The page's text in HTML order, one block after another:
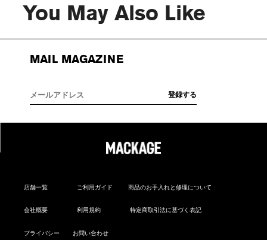
You May Also Like
MAIL MAGAZINE
店舗一覧 ご利用ガイド 商品のお手入れと修理について
会社概要 利用規約 特定商取引法に基づく表記
プライバシー お問い合わせ